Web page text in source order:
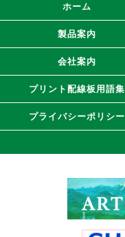
ホーム
製品案内
会社案内
プリント配線板用語集
プライバシーポリシー